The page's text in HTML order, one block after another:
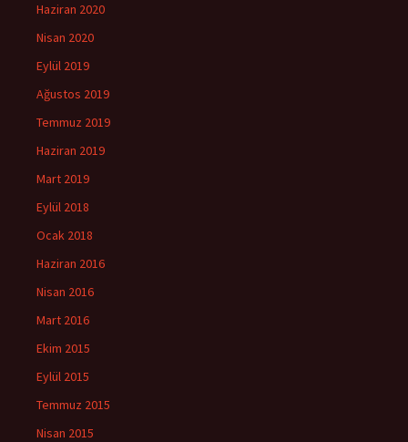
Haziran 2020
Nisan 2020
Eylül 2019
Ağustos 2019
Temmuz 2019
Haziran 2019
Mart 2019
Eylül 2018
Ocak 2018
Haziran 2016
Nisan 2016
Mart 2016
Ekim 2015
Eylül 2015
Temmuz 2015
Nisan 2015